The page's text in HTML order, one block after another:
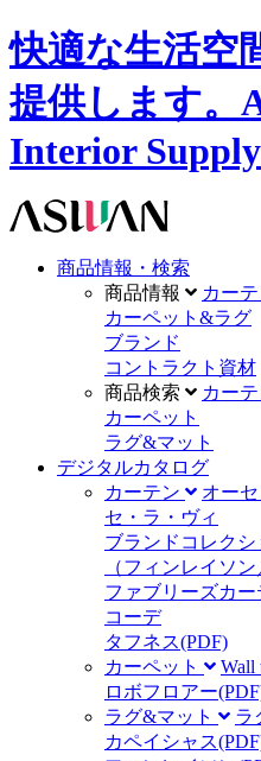
快適な生活空
提供します。
Interior Supply
商品情報・検索
商品情報
カー
カーペット&ラグ
ブランド
コントラクト資材
商品検索
カー
カーペット
ラグ&マット
デジタルカタログ
カーテン
オー
セ・ラ・ヴィ
ブランドコレクシ
（フィンレイソ
ファブリーズカー
コーデ
タフネス(PDF)
カーペット
Wall
ロボフロアー
ラグ&マット
ラ
カペイシャス